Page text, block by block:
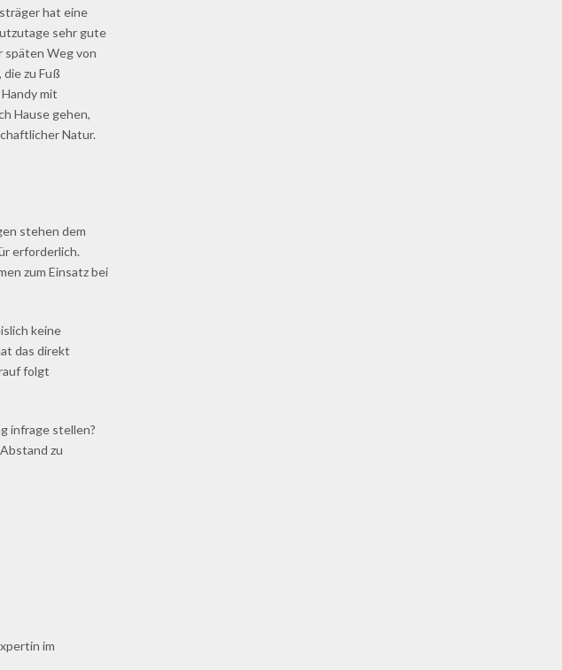
hat eine
sehr gute
späten Weg von
zu Fuß
mit
Hause gehen,
Natur.
stehen dem
erforderlich.
zum Einsatz bei
keine
das direkt
folgt
infrage stellen?
zu
im